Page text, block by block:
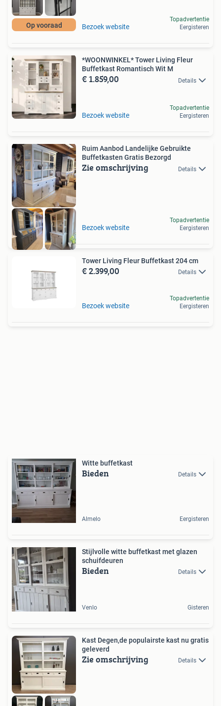
Op vooraad Bezoek website
Topadvertentie
Eergisteren
*WOONWINKEL* Tower Living Fleur
Buffetkast Romantisch Wit M
€ 1.859,00 Details
Bezoek website
Topadvertentie
Eergisteren
Ruim Aanbod Landelijke Gebruikte
Buffetkasten Gratis Bezorgd
Zie omschrijving Details
Bezoek website
Topadvertentie
Eergisteren
Tower Living Fleur Buffetkast 204 cm
€ 2.399,00 Details
Bezoek website
Topadvertentie
Eergisteren
Witte buffetkast
Bieden Details
Almelo Eergisteren
Stijlvolle witte buffetkast met glazen
schuifdeuren
Bieden Details
Venlo Gisteren
Kast Degen,de populairste kast nu gratis
geleverd
Zie omschrijving Details